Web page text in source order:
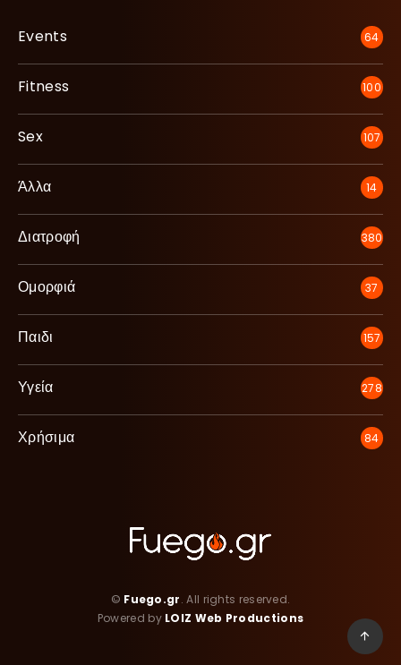
Events 64
Fitness 100
Sex 107
Άλλα 14
Διατροφή 380
Ομορφιά 37
Παιδι 157
Υγεία 278
Χρήσιμα 84
© Fuego.gr. All rights reserved.
Powered by LOIZ Web Productions